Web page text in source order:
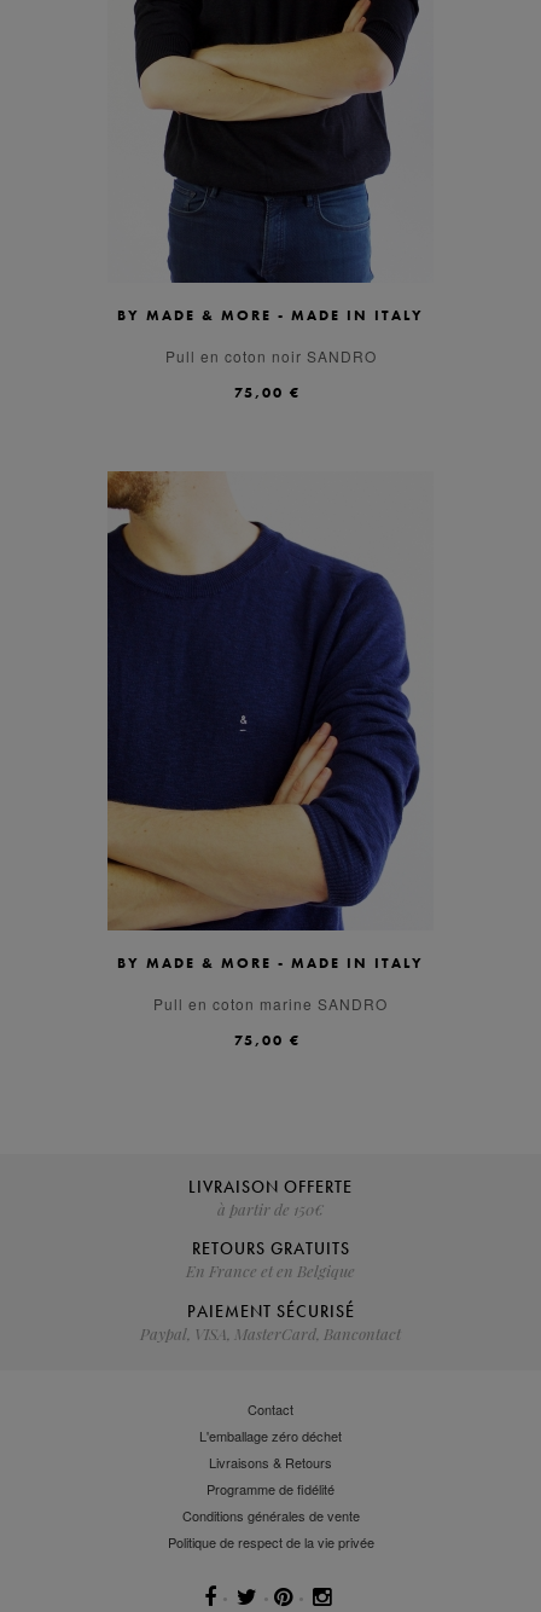
XL M L S
BY MADE & MORE - MADE IN ITALY
Pull en coton noir SANDRO
75,00 €
M XL L S
BY MADE & MORE - MADE IN ITALY
Pull en coton marine SANDRO
75,00 €
LIVRAISON OFFERTE
à partir de 150€
RETOURS GRATUITS
En France et en Belgique
PAIEMENT SÉCURISÉ
Paypal, VISA, MasterCard, Bancontact
Contact
L'emballage zéro déchet
Livraisons & Retours
Programme de fidélité
Conditions générales de vente
Politique de respect de la vie privée